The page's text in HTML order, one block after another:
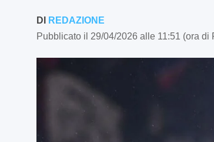
DI
REDAZIONE
Pubblicato il 29/04/2026 alle 11:51 (ora di